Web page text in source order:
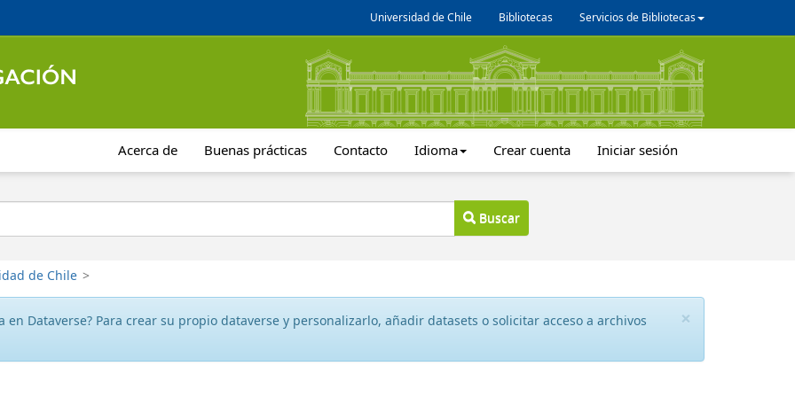
Universidad de Chile Bibliotecas Servicios de Bibliotecas
Acerca de Buenas prácticas Contacto Idioma Crear cuenta Iniciar sesión
Buscar
de Chile >
×
en Dataverse? Para crear su propio dataverse y personalizarlo, añadir datasets o solicitar acceso a archivos